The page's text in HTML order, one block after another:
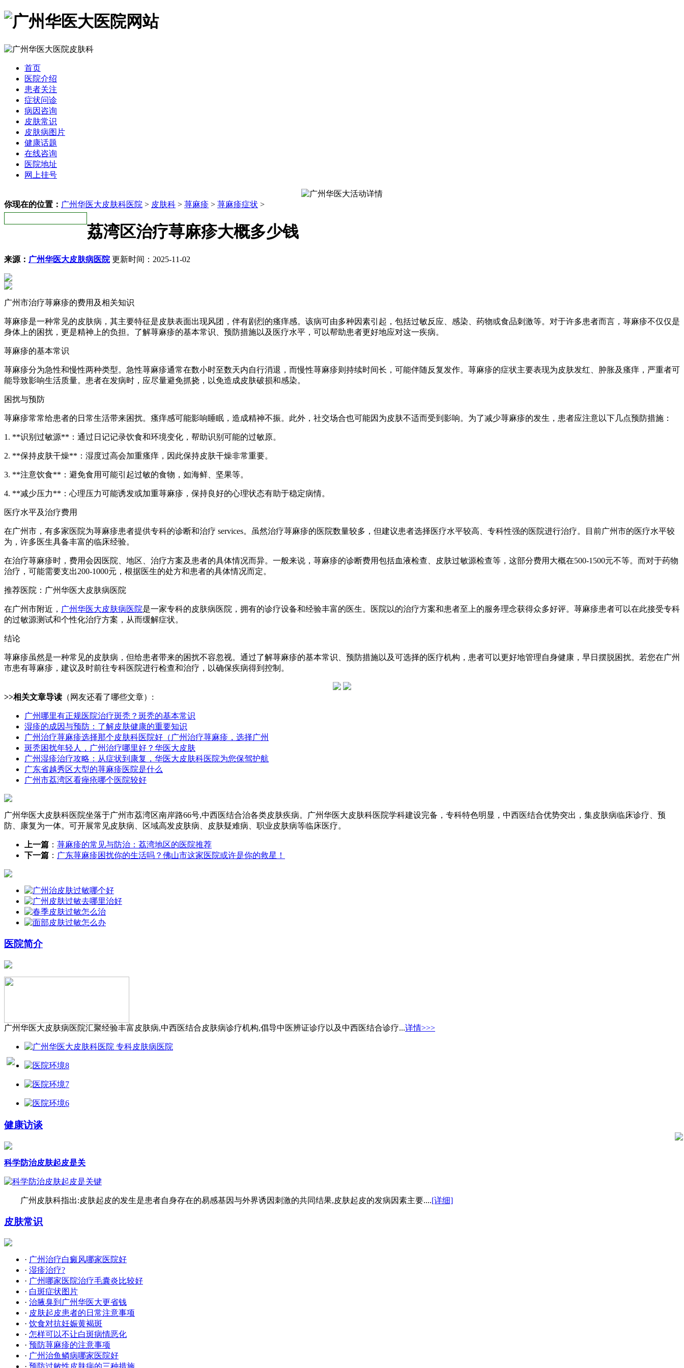
首页
医院介绍
患者关注
症状问诊
病因咨询
皮肤常识
皮肤病图片
健康话题
在线咨询
医院地址
网上挂号
你现在的位置： 广州华医大皮肤科医院 > 皮肤科 > 荨麻疹 > 荨麻疹症状 >
荔湾区治疗荨麻疹大概多少钱
来源： 广州华医大皮肤病医院更新时间：2025-11-02
广州市治疗荨麻疹的费用及相关知识
荨麻疹是一种常见的皮肤病，其主要特征是皮肤表面出现风团，伴有剧烈的瘙痒感。该病可由多种因素引起，包括过敏反应、感染、药物或食品刺激等。对于许多患者而言，荨麻疹不仅仅是
身体上的困扰，更是精神上的负担。了解荨麻疹的基本常识、预防措施以及医疗水平，可以帮助患者更好地应对这一疾病。
荨麻疹的基本常识
荨麻疹分为急性和慢性两种类型。急性荨麻疹通常在数小时至数天内自行消退，而慢性荨麻疹则持续时间长，可能伴随反复发作。荨麻疹的症状主要表现为皮肤发红、肿胀及瘙痒，严重者可
能导致影响生活质量。患者在发病时，应尽量避免抓挠，以免造成皮肤破损和感染。
困扰与预防
荨麻疹常常给患者的日常生活带来困扰。瘙痒感可能影响睡眠，造成精神不振。此外，社交场合也可能因为皮肤不适而受到影响。为了减少荨麻疹的发生，患者应注意以下几点预防措施：
1. **识别过敏源**：通过日记记录饮食和环境变化，帮助识别可能的过敏原。
2. **保持皮肤干燥**：湿度过高会加重瘙痒，因此保持皮肤干燥非常重要。
3. **注意饮食**：避免食用可能引起过敏的食物，如海鲜、坚果等。
4. **减少压力**：心理压力可能诱发或加重荨麻疹，保持良好的心理状态有助于稳定病情。
医疗水平及治疗费用
在广州市，有多家医院为荨麻疹患者提供专科的诊断和治疗 services。虽然治疗荨麻疹的医院数量较多，但建议患者选择医疗水平较高、专科性强的医院进行治疗。目前广州市的医疗水平较
为，许多医生具备丰富的临床经验。
在治疗荨麻疹时，费用会因医院、地区、治疗方案及患者的具体情况而异。一般来说，荨麻疹的诊断费用包括血液检查、皮肤过敏源检查等，这部分费用大概在500-1500元不等。而对于药物
治疗，可能需要支出200-1000元，根据医生的处方和患者的具体情况而定。
推荐医院：广州华医大皮肤病医院
在广州市附近， 广州华医大皮肤病医院是一家专科的皮肤病医院，拥有的诊疗设备和经验丰富的医生。医院以的治疗方案和患者至上的服务理念获得众多好评。荨麻疹患者可以在此接受专科
的过敏源测试和个性化治疗方案，从而缓解症状。
结论
荨麻疹虽然是一种常见的皮肤病，但给患者带来的困扰不容忽视。通过了解荨麻疹的基本常识、预防措施以及可选择的医疗机构，患者可以更好地管理自身健康，早日摆脱困扰。若您在广州
市患有荨麻疹，建议及时前往专科医院进行检查和治疗，以确保疾病得到控制。
>>相关文章导读 （网友还看了哪些文章）:
广州哪里有正规医院治疗斑秃？斑秃的基本常识
湿疹的成因与预防：了解皮肤健康的重要知识
广州治疗荨麻疹选择那个皮肤科医院好（广州治疗荨麻疹，选择广州
斑秃困扰年轻人，广州治疗哪里好？华医大皮肤
广州湿疹治疗攻略：从症状到康复，华医大皮肤科医院为您保驾护航
广东省越秀区大型的荨麻疹医院是什么
广州市荔湾区看痤疮哪个医院较好
广州华医大皮肤科医院坐落于广州市荔湾区南岸路66号,中西医结合治各类皮肤疾病。广州华医大皮肤科医院学科建设完备，专科特色明显，中西医结合优势突出，集皮肤病临床诊疗、预
防、康复为一体。可开展常见皮肤病、区域高发皮肤病、皮肤疑难病、职业皮肤病等临床医疗。
上一篇 ： 荨麻疹的常见与防治：荔湾地区的医院推荐
下一篇 ： 广东荨麻疹困扰你的生活吗？佛山市这家医院或许是你的救星！
医院简介
广州华医大皮肤病医院汇聚经验丰富皮肤病,中西医结合皮肤病诊疗机构,倡导中医辨证诊疗以及中西医结合诊疗...详情>>>
健康访谈
科学防治皮肤起皮是关
广州皮肤科指出:皮肤起皮的发生是患者自身存在的易感基因与外界诱因刺激的共同结果,皮肤起皮的发病因素主要....[详细]
皮肤常识
· 广州治疗白癜风哪家医院好
· 湿疹治疗?
· 广州哪家医院治疗毛囊炎比较好
· 白斑症状图片
· 治腋臭到广州华医大更省钱
· 皮肤起皮患者的日常注意事项
· 饮食对抗妊娠黄褐斑
· 怎样可以不让白斑病情恶化
· 预防荨麻疹的注意事项
· 广州治鱼鳞病哪家医院好
· 预防过敏性皮肤病的三种措施